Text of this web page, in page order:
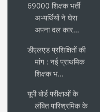
69000 शिक्षक भर्ती
अभ्यर्थियों ने घेरा
अपना दल कार...
डीएलएड प्रशिक्षितों की
मांग : नई प्राथमिक
शिक्षक भ...
यूपी बोर्ड परीक्षाओं के
लंबित पारिश्रमिक के